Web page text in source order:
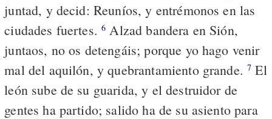
juntad, y decid: Reuníos, y entrémonos en las
ciudades fuertes.6 Alzad bandera en Sión,
juntaos, no os detengáis; porque yo hago venir
mal del aquilón, y quebrantamiento grande.7 El
león sube de su guarida, y el destruidor de
gentes ha partido; salido ha de su asiento para